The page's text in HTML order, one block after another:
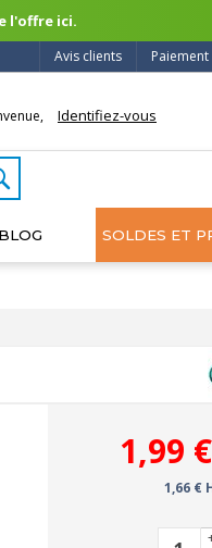
l'offre ici.
Avis clients
Identifiez-vous
SOLDES ET
1,99 €
1,66 €